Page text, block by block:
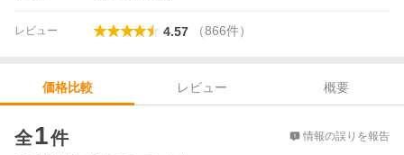
レビュー 4.57 （866件）
価格比較 レビュー
概要
全1件 情報の誤りを報告